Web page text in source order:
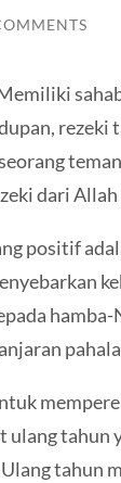
rezeki
dari Allah
positif
pahala
ulang
tahun